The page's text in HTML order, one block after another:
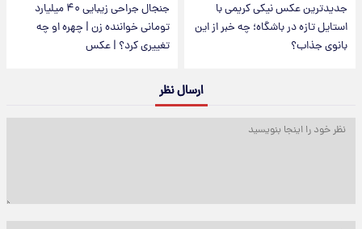
جدیدترین عکس نیکی کریمی با
استایل تازه در باشگاه؛ چه خبر از این
بانوی جذاب؟
جنجال جراحی زیبایی ۴۰ میلیارد
تومانی خواننده زن | چهره او چه
تغییری کرد؟ | عکس
ارسال نظر